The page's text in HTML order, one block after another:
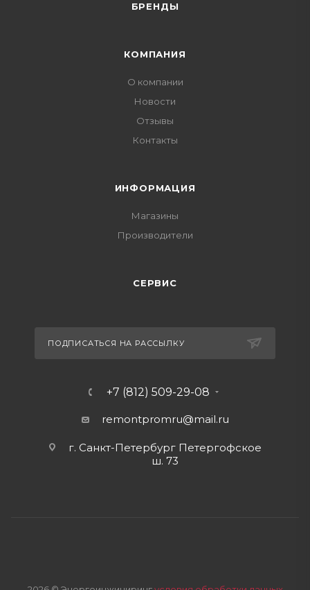
БРЕНДЫ
КОМПАНИЯ
О компании
Новости
Отзывы
Контакты
ИНФОРМАЦИЯ
Магазины
Производители
СЕРВИС
ПОДПИСАТЬСЯ НА РАССЫЛКУ
+7 (812) 509-29-08
remontpromru@mail.ru
г. Санкт-Петербург Петергофское
ш. 73